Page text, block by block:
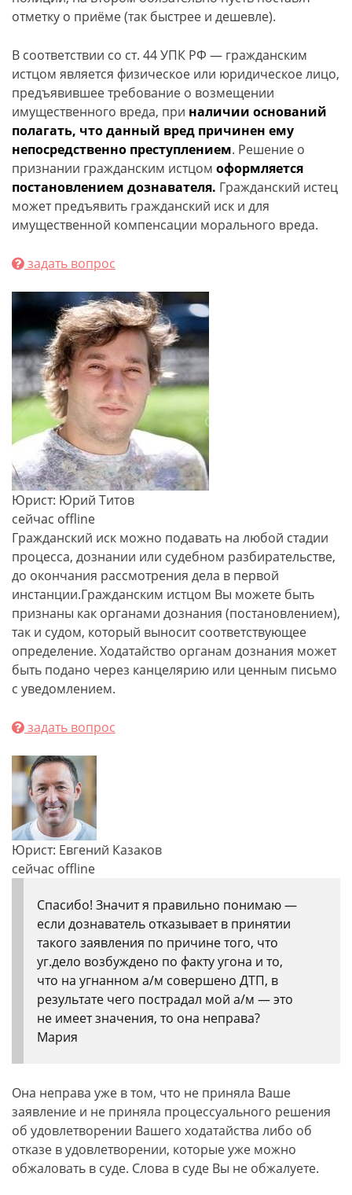
отметку о приёме (так быстрее и дешевле).
В соответствии со ст. 44 УПК РФ — гражданским
истцом является физическое или юридическое лицо,
предъявившее требование о возмещении
имущественного вреда, при наличии оснований
полагать, что данный вред причинен ему
непосредственно преступлением. Решение о
признании гражданским истцом оформляется
постановлением дознавателя. Гражданский истец
может предъявить гражданский иск и для
имущественной компенсации морального вреда.
задать вопрос
Юрист: Юрий Титов
сейчас offline
Гражданский иск можно подавать на любой стадии
процесса, дознании или судебном разбирательстве,
до окончания рассмотрения дела в первой
инстанции.Гражданским истцом Вы можете быть
признаны как органами дознания (постановлением),
так и судом, который выносит соответствующее
определение. Ходатайство органам дознания может
быть подано через канцелярию или ценным письмо
с уведомлением.
задать вопрос
Юрист: Евгений Казаков
сейчас offline
Спасибо! Значит я правильно понимаю —
если дознаватель отказывает в принятии
такого заявления по причине того, что
уг.дело возбуждено по факту угона и то,
что на угнанном а/м совершено ДТП, в
результате чего пострадал мой а/м — это
не имеет значения, то она неправа?
Мария
Она неправа уже в том, что не приняла Ваше
заявление и не приняла процессуального решения
об удовлетворении Вашего ходатайства либо об
отказе в удовлетворении, которые уже можно
обжаловать в суде. Слова в суде Вы не обжалуете.